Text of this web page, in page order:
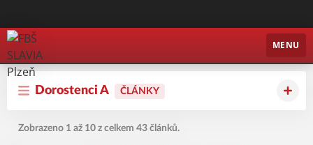
FBŠ SLAVIA Plzeň
MENU
Dorostenci A ČLÁNKY
Zobrazeno 1 až 10 z celkem 43 článků.